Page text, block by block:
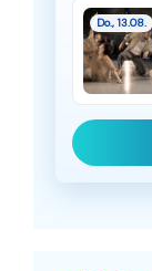
Do., 13.08.